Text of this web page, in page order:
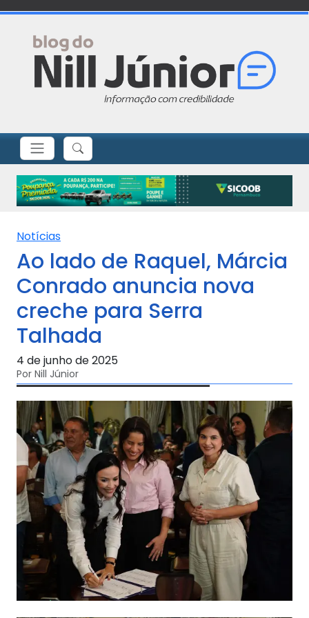
Notícias
Ao lado de Raquel, Márcia
Conrado anuncia nova
creche para Serra
Talhada
4 de junho de 2025
Por Nill Júnior